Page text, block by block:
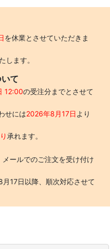
を休業とさせていただきま
します。
て
12:00の受注分までとさせて
せには2026年8月17日 より
承れます。
ールでのご注文を受け付け
17日以降、順次対応させて